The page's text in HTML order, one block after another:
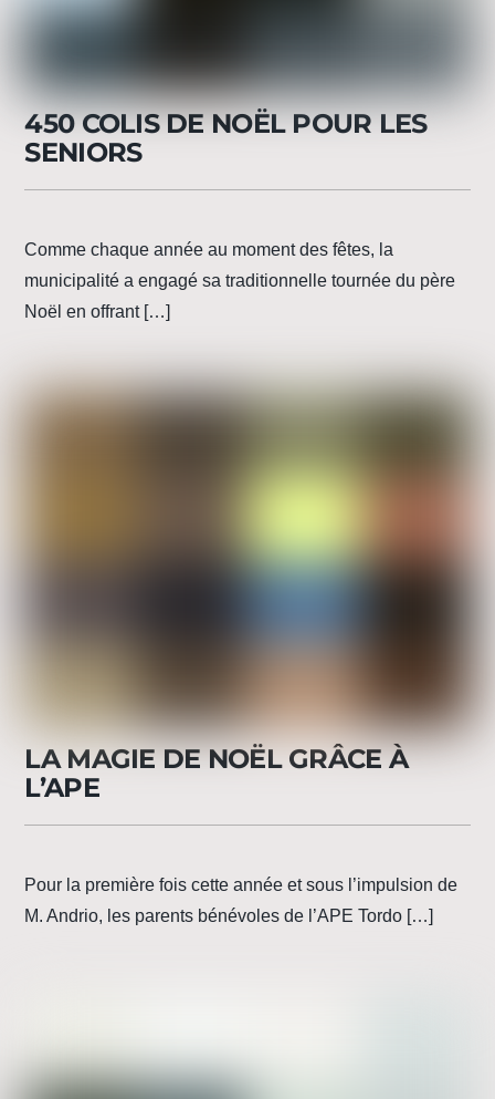
450 COLIS DE NOËL POUR LES
SENIORS
Comme chaque année au moment des fêtes, la
municipalité a engagé sa traditionnelle tournée du père
Noël en offrant […]
LA MAGIE DE NOËL GRÂCE À
L’APE
Pour la première fois cette année et sous l’impulsion de
M. Andrio, les parents bénévoles de l’APE Tordo […]